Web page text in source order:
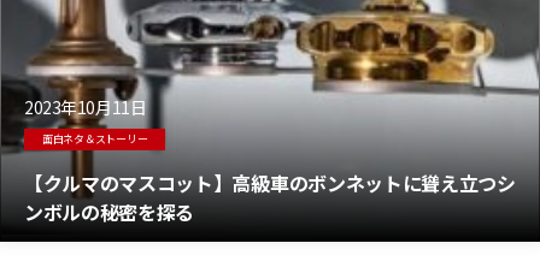
2023年10月11日
面白ネタ＆ストーリー
【クルマのマスコット】高級車のボンネットに聳え立つシ
ンボルの秘密を探る